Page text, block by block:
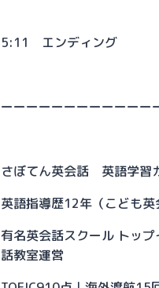
5:11 エンディング
ーーーーーーーーーーーー
さぼてん英会話 英語学習
英語指導歴12年（こども英
有名英会話スクール トッ
話教室運営